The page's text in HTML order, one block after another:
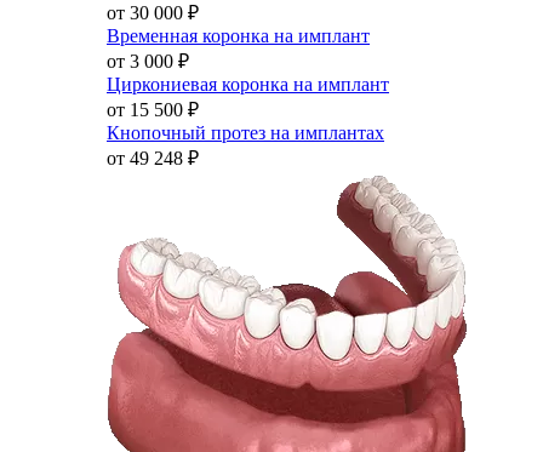
от 30 000 ₽
Временная коронка на имплант
от 3 000 ₽
Циркониевая коронка на имплант
от 15 500 ₽
Кнопочный протез на имплантах
от 49 248 ₽